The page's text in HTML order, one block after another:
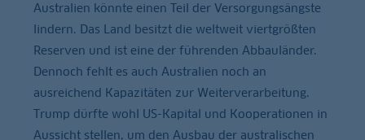
Australien könnte einen Teil der Versorgungsängste
lindern. Das Land besitzt die weltweit viertgrößten
Reserven und ist eine der führenden Abbauländer.
Dennoch fehlt es auch Australien noch an
ausreichend Kapazitäten zur Weiterverarbeitung.
Trump dürfte wohl US-Kapital und Kooperationen in
Aussicht stellen, um den Ausbau der australischen